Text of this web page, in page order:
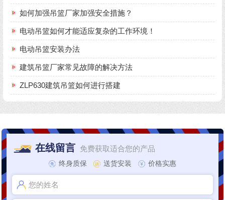
如何加强吊篮厂家加强安全措施？
电动吊篮如何才能适应复杂的工作环境！
电动吊篮安装办法
建筑吊篮厂家常见故障的解决方法
ZLP630建筑吊篮如何进行搭建
在线留言 免费获取适合您的产品
终身质保 送货安装 价格实惠